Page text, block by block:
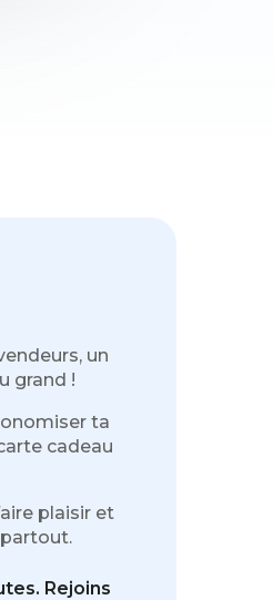
un
grand !
ta
cadeau
plaisir et
Rejoins